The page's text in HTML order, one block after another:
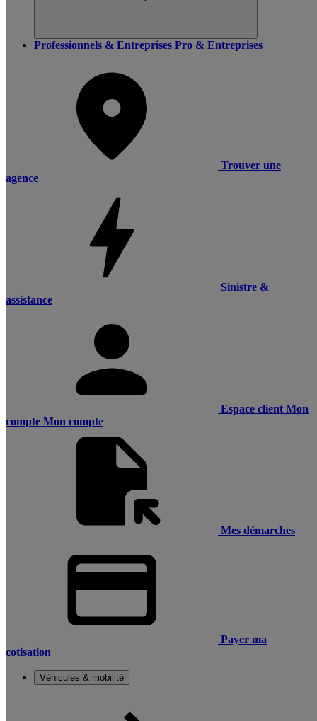
Professionnels & Entreprises Pro & Entreprises
Trouver une
agence
Sinistre &
assistance
Espace client Mon
compte Mon compte
Mes démarches
Payer ma
cotisation
Véhicules & mobilité